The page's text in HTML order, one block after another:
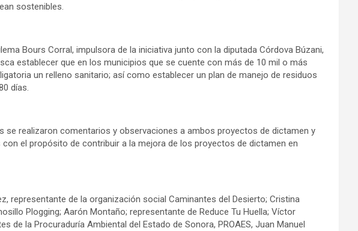
sostenibles.
Bours Corral, impulsora de la iniciativa junto con la diputada Córdova Búzani,
establecer que en los municipios que se cuente con más de 10 mil o más
un relleno sanitario; así como establecer un plan de manejo de residuos
días.
se realizaron comentarios y observaciones a ambos proyectos de dictamen y
el propósito de contribuir a la mejora de los proyectos de dictamen en
representante de la organización social Caminantes del Desierto; Cristina
Plogging; Aarón Montaño; representante de Reduce Tu Huella; Víctor
de la Procuraduría Ambiental del Estado de Sonora, PROAES, Juan Manuel